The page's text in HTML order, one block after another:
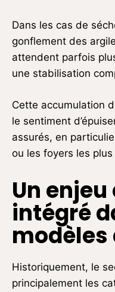
Dans les cas de
gonflement des
attendent parfois
une stabilisation
Cette accumulation
le sentiment
assurés, en
ou les foyers les
Un
intégré
Historiquement, le
principalement les